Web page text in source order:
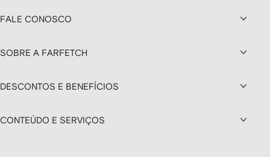
FALE CONOSCO
SOBRE A FARFETCH
DESCONTOS E BENEFÍCIOS
CONTEÚDO E SERVIÇOS